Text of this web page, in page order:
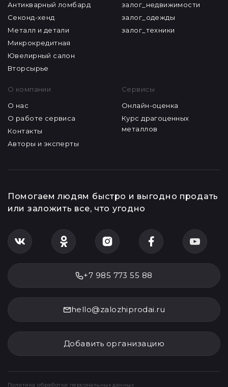
Антикварный ломбард
Секонд-хенд
Металл и детали
Микрокредитная
Ювелирный салон
Вторсырье
залог_недвижимости
залог_одежды
залог_техники
О компании
О нас
О работе сервиса
Контакты
Авторы и эксперты
Сервисы
Онлайн-оценка
Курс драгоценных
металлов
Помогаем людям быстро и выгодно продать
или заложить все, что угодно
+7 985 773 55 88
hello@zalozhiprodai.ru
Добавить организацию
Политика обработки персональных данных